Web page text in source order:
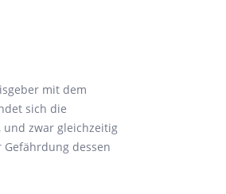
mit dem
sich die
und zwar gleichzeitig
dessen